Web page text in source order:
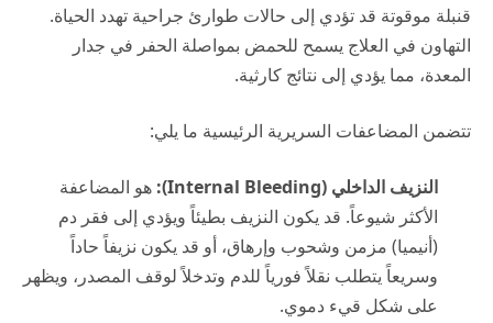
قنبلة موقوتة قد تؤدي إلى حالات طوارئ جراحية تهدد الحياة.
التهاون في العلاج يسمح للحمض بمواصلة الحفر في جدار
المعدة، مما يؤدي إلى نتائج كارثية.
تتضمن المضاعفات السريرية الرئيسية ما يلي:
النزيف الداخلي (Internal Bleeding):
هو المضاعفة
الأكثر شيوعاً. قد يكون النزيف بطيئاً ويؤدي إلى فقر دم
(أنيميا) مزمن وشحوب وإرهاق، أو قد يكون نزيفاً حاداً
وسريعاً يتطلب نقلاً فورياً للدم وتدخلاً لوقف المصدر، ويظهر
على شكل قيء دموي.